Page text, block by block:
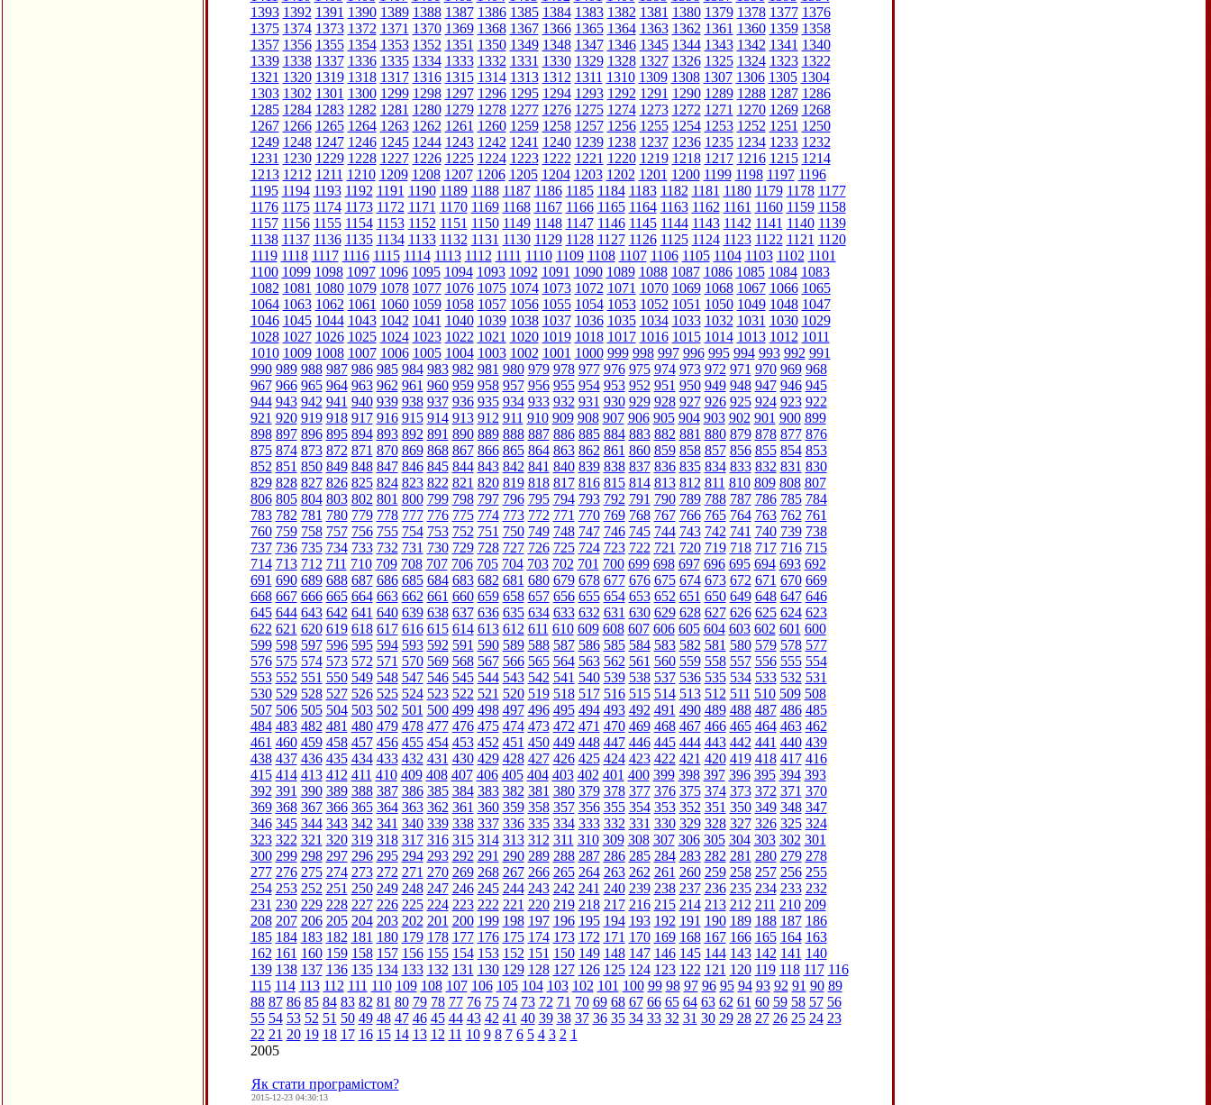
1393 1392 1391 1390 1389 1388 1387 1386 1385 1384 1383 1382 1381 1380 1379 1378 1377 1376
1375 1374 1373 1372 1371 1370 1369 1368 1367 1366 1365 1364 1363 1362 1361 1360 1359 1358
1357 1356 1355 1354 1353 1352 1351 1350 1349 1348 1347 1346 1345 1344 1343 1342 1341 1340
1339 1338 1337 1336 1335 1334 1333 1332 1331 1330 1329 1328 1327 1326 1325 1324 1323 1322
1321 1320 1319 1318 1317 1316 1315 1314 1313 1312 1311 1310 1309 1308 1307 1306 1305 1304
1303 1302 1301 1300 1299 1298 1297 1296 1295 1294 1293 1292 1291 1290 1289 1288 1287 1286
1285 1284 1283 1282 1281 1280 1279 1278 1277 1276 1275 1274 1273 1272 1271 1270 1269 1268
1267 1266 1265 1264 1263 1262 1261 1260 1259 1258 1257 1256 1255 1254 1253 1252 1251 1250
1249 1248 1247 1246 1245 1244 1243 1242 1241 1240 1239 1238 1237 1236 1235 1234 1233 1232
1231 1230 1229 1228 1227 1226 1225 1224 1223 1222 1221 1220 1219 1218 1217 1216 1215 1214
1213 1212 1211 1210 1209 1208 1207 1206 1205 1204 1203 1202 1201 1200 1199 1198 1197 1196
1195 1194 1193 1192 1191 1190 1189 1188 1187 1186 1185 1184 1183 1182 1181 1180 1179 1178 1177
1176 1175 1174 1173 1172 1171 1170 1169 1168 1167 1166 1165 1164 1163 1162 1161 1160 1159 1158
1157 1156 1155 1154 1153 1152 1151 1150 1149 1148 1147 1146 1145 1144 1143 1142 1141 1140 1139
1138 1137 1136 1135 1134 1133 1132 1131 1130 1129 1128 1127 1126 1125 1124 1123 1122 1121 1120
1119 1118 1117 1116 1115 1114 1113 1112 1111 1110 1109 1108 1107 1106 1105 1104 1103 1102 1101
1100 1099 1098 1097 1096 1095 1094 1093 1092 1091 1090 1089 1088 1087 1086 1085 1084 1083
1082 1081 1080 1079 1078 1077 1076 1075 1074 1073 1072 1071 1070 1069 1068 1067 1066 1065
1064 1063 1062 1061 1060 1059 1058 1057 1056 1055 1054 1053 1052 1051 1050 1049 1048 1047
1046 1045 1044 1043 1042 1041 1040 1039 1038 1037 1036 1035 1034 1033 1032 1031 1030 1029
1028 1027 1026 1025 1024 1023 1022 1021 1020 1019 1018 1017 1016 1015 1014 1013 1012 1011
1010 1009 1008 1007 1006 1005 1004 1003 1002 1001 1000 999 998 997 996 995 994 993 992 991
990 989 988 987 986 985 984 983 982 981 980 979 978 977 976 975 974 973 972 971 970 969 968
967 966 965 964 963 962 961 960 959 958 957 956 955 954 953 952 951 950 949 948 947 946 945
944 943 942 941 940 939 938 937 936 935 934 933 932 931 930 929 928 927 926 925 924 923 922
921 920 919 918 917 916 915 914 913 912 911 910 909 908 907 906 905 904 903 902 901 900 899
898 897 896 895 894 893 892 891 890 889 888 887 886 885 884 883 882 881 880 879 878 877 876
875 874 873 872 871 870 869 868 867 866 865 864 863 862 861 860 859 858 857 856 855 854 853
852 851 850 849 848 847 846 845 844 843 842 841 840 839 838 837 836 835 834 833 832 831 830
829 828 827 826 825 824 823 822 821 820 819 818 817 816 815 814 813 812 811 810 809 808 807
806 805 804 803 802 801 800 799 798 797 796 795 794 793 792 791 790 789 788 787 786 785 784
783 782 781 780 779 778 777 776 775 774 773 772 771 770 769 768 767 766 765 764 763 762 761
760 759 758 757 756 755 754 753 752 751 750 749 748 747 746 745 744 743 742 741 740 739 738
737 736 735 734 733 732 731 730 729 728 727 726 725 724 723 722 721 720 719 718 717 716 715
714 713 712 711 710 709 708 707 706 705 704 703 702 701 700 699 698 697 696 695 694 693 692
691 690 689 688 687 686 685 684 683 682 681 680 679 678 677 676 675 674 673 672 671 670 669
668 667 666 665 664 663 662 661 660 659 658 657 656 655 654 653 652 651 650 649 648 647 646
645 644 643 642 641 640 639 638 637 636 635 634 633 632 631 630 629 628 627 626 625 624 623
622 621 620 619 618 617 616 615 614 613 612 611 610 609 608 607 606 605 604 603 602 601 600
599 598 597 596 595 594 593 592 591 590 589 588 587 586 585 584 583 582 581 580 579 578 577
576 575 574 573 572 571 570 569 568 567 566 565 564 563 562 561 560 559 558 557 556 555 554
553 552 551 550 549 548 547 546 545 544 543 542 541 540 539 538 537 536 535 534 533 532 531
530 529 528 527 526 525 524 523 522 521 520 519 518 517 516 515 514 513 512 511 510 509 508
507 506 505 504 503 502 501 500 499 498 497 496 495 494 493 492 491 490 489 488 487 486 485
484 483 482 481 480 479 478 477 476 475 474 473 472 471 470 469 468 467 466 465 464 463 462
461 460 459 458 457 456 455 454 453 452 451 450 449 448 447 446 445 444 443 442 441 440 439
438 437 436 435 434 433 432 431 430 429 428 427 426 425 424 423 422 421 420 419 418 417 416
415 414 413 412 411 410 409 408 407 406 405 404 403 402 401 400 399 398 397 396 395 394 393
392 391 390 389 388 387 386 385 384 383 382 381 380 379 378 377 376 375 374 373 372 371 370
369 368 367 366 365 364 363 362 361 360 359 358 357 356 355 354 353 352 351 350 349 348 347
346 345 344 343 342 341 340 339 338 337 336 335 334 333 332 331 330 329 328 327 326 325 324
323 322 321 320 319 318 317 316 315 314 313 312 311 310 309 308 307 306 305 304 303 302 301
300 299 298 297 296 295 294 293 292 291 290 289 288 287 286 285 284 283 282 281 280 279 278
277 276 275 274 273 272 271 270 269 268 267 266 265 264 263 262 261 260 259 258 257 256 255
254 253 252 251 250 249 248 247 246 245 244 243 242 241 240 239 238 237 236 235 234 233 232
231 230 229 228 227 226 225 224 223 222 221 220 219 218 217 216 215 214 213 212 211 210 209
208 207 206 205 204 203 202 201 200 199 198 197 196 195 194 193 192 191 190 189 188 187 186
185 184 183 182 181 180 179 178 177 176 175 174 173 172 171 170 169 168 167 166 165 164 163
162 161 160 159 158 157 156 155 154 153 152 151 150 149 148 147 146 145 144 143 142 141 140
139 138 137 136 135 134 133 132 131 130 129 128 127 126 125 124 123 122 121 120 119 118 117 116
115 114 113 112 111 110 109 108 107 106 105 104 103 102 101 100 99 98 97 96 95 94 93 92 91 90 89
88 87 86 85 84 83 82 81 80 79 78 77 76 75 74 73 72 71 70 69 68 67 66 65 64 63 62 61 60 59 58 57 56
55 54 53 52 51 50 49 48 47 46 45 44 43 42 41 40 39 38 37 36 35 34 33 32 31 30 29 28 27 26 25 24 23
22 21 20 19 18 17 16 15 14 13 12 11 10 9 8 7 6 5 4 3 2 1
2005
Як стати програмістом?
2015-12-23 04:30:13